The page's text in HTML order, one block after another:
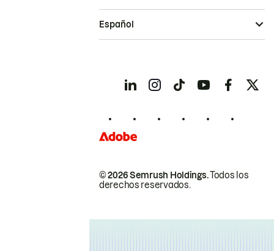
© 2026 Semrush Holdings.Todos los
derechos reservados.
Español